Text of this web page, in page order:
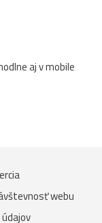
aj v mobile
webu